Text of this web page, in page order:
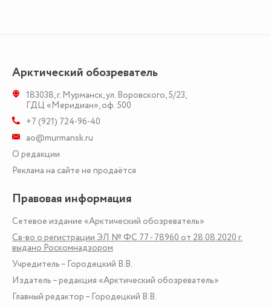
Арктический обозреватель
183038,г. Мурманск,ул. Воровского, 5/23,
ГДЦ «Меридиан», оф. 500
+7 (921) 724-96-40
ao@murmansk.ru
О редакции
Реклама на сайте не продаётся
Правовая информация
Сетевое издание «Арктический обозреватель»
Св-во о регистрации ЭЛ № ФС 77 - 78960 от 28.08.2020 г.
выдано Роскомнадзором
Учредитель – Городецкий В.В.
Издатель – редакция «Арктический обозреватель»
Главный редактор – Городецкий В.В.